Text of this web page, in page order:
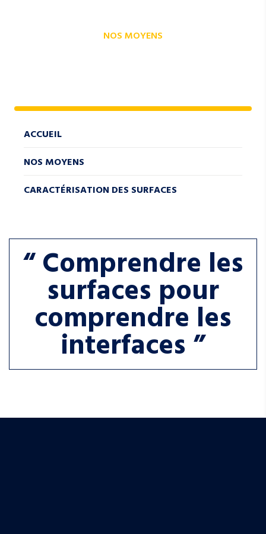
NOS MOYENS
ACCUEIL
NOS MOYENS
CARACTÉRISATION DES SURFACES
“ Comprendre les
surfaces pour
comprendre les
interfaces ”